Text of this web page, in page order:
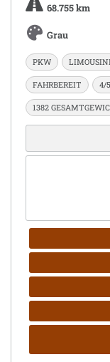
68.755 km
Grau
PKW
FAHRBEREIT 4/
1382